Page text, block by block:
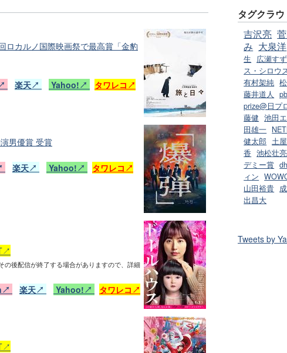
ロカルノ国際映画祭で最高賞「金豹
楽天↗ Yahoo!↗ タワレコ↗
男優賞 受賞
楽天↗ Yahoo!↗ タワレコ↗
の後配信が終了する場合がありますので、詳細
楽天↗ Yahoo!↗ タワレコ↗
タグクラウ
吉沢亮
み 大泉洋
生
広瀬すず
ス・シロウ
有村架純
藤井道人
prize@日プ
藤健 池田
田雄一
健太郎 土
香 池松壮亮
デミー賞
ィン
山田裕貴
出昌大
Tweets by